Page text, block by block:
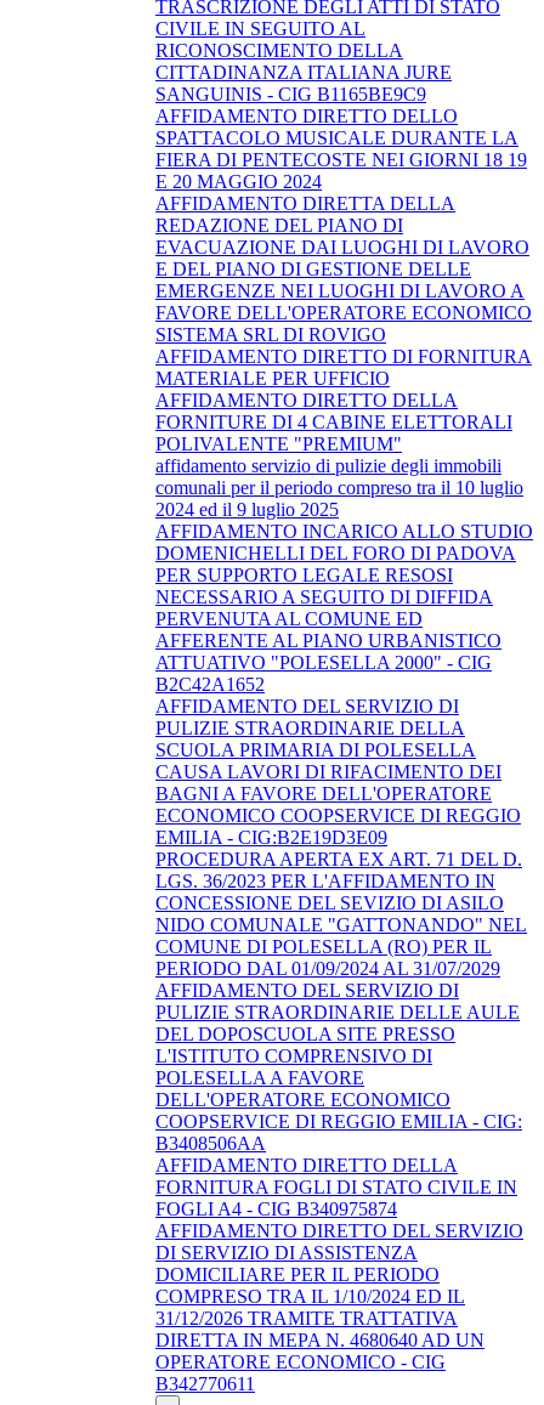
TRASCRIZIONE DEGLI ATTI DI STATO
CIVILE IN SEGUITO AL
RICONOSCIMENTO DELLA
CITTADINANZA ITALIANA JURE
SANGUINIS - CIG B1165BE9C9
AFFIDAMENTO DIRETTO DELLO
SPATTACOLO MUSICALE DURANTE LA
FIERA DI PENTECOSTE NEI GIORNI 18 19
E 20 MAGGIO 2024
AFFIDAMENTO DIRETTA DELLA
REDAZIONE DEL PIANO DI
EVACUAZIONE DAI LUOGHI DI LAVORO
E DEL PIANO DI GESTIONE DELLE
EMERGENZE NEI LUOGHI DI LAVORO A
FAVORE DELL'OPERATORE ECONOMICO
SISTEMA SRL DI ROVIGO
AFFIDAMENTO DIRETTO DI FORNITURA
MATERIALE PER UFFICIO
AFFIDAMENTO DIRETTO DELLA
FORNITURE DI 4 CABINE ELETTORALI
POLIVALENTE "PREMIUM"
affidamento servizio di pulizie degli immobili
comunali per il periodo compreso tra il 10 luglio
2024 ed il 9 luglio 2025
AFFIDAMENTO INCARICO ALLO STUDIO
DOMENICHELLI DEL FORO DI PADOVA
PER SUPPORTO LEGALE RESOSI
NECESSARIO A SEGUITO DI DIFFIDA
PERVENUTA AL COMUNE ED
AFFERENTE AL PIANO URBANISTICO
ATTUATIVO "POLESELLA 2000" - CIG
B2C42A1652
AFFIDAMENTO DEL SERVIZIO DI
PULIZIE STRAORDINARIE DELLA
SCUOLA PRIMARIA DI POLESELLA
CAUSA LAVORI DI RIFACIMENTO DEI
BAGNI A FAVORE DELL'OPERATORE
ECONOMICO COOPSERVICE DI REGGIO
EMILIA - CIG:B2E19D3E09
PROCEDURA APERTA EX ART. 71 DEL D.
LGS. 36/2023 PER L'AFFIDAMENTO IN
CONCESSIONE DEL SEVIZIO DI ASILO
NIDO COMUNALE "GATTONANDO" NEL
COMUNE DI POLESELLA (RO) PER IL
PERIODO DAL 01/09/2024 AL 31/07/2029
AFFIDAMENTO DEL SERVIZIO DI
PULIZIE STRAORDINARIE DELLE AULE
DEL DOPOSCUOLA SITE PRESSO
L'ISTITUTO COMPRENSIVO DI
POLESELLA A FAVORE
DELL'OPERATORE ECONOMICO
COOPSERVICE DI REGGIO EMILIA - CIG:
B3408506AA
AFFIDAMENTO DIRETTO DELLA
FORNITURA FOGLI DI STATO CIVILE IN
FOGLI A4 - CIG B340975874
AFFIDAMENTO DIRETTO DEL SERVIZIO
DI SERVIZIO DI ASSISTENZA
DOMICILIARE PER IL PERIODO
COMPRESO TRA IL 1/10/2024 ED IL
31/12/2026 TRAMITE TRATTATIVA
DIRETTA IN MEPA N. 4680640 AD UN
OPERATORE ECONOMICO - CIG
B342770611